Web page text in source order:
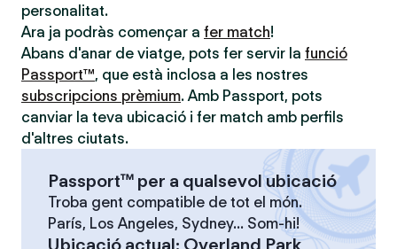
personalitat.
Ara ja podràs començar a fer match!
Abans d'anar de viatge, pots fer servir la funció
Passport™, que està inclosa a les nostres
subscripcions prèmium. Amb Passport, pots
canviar la teva ubicació i fer match amb perfils
d'altres ciutats.
Passport™ per a qualsevol ubicació
Troba gent compatible de tot el món.
París, Los Angeles, Sydney... Som-hi!
Ubicació actual: Overland Park